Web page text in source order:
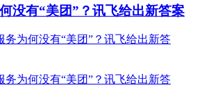
没有“美团”？讯飞给出新答案